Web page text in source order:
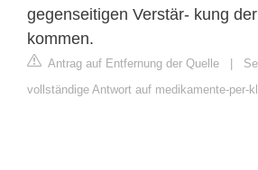
gegenseitigen Verstär- kung
kommen.
Antrag auf Entfernung der Quelle |
vollständige Antwort auf medikamente-per-